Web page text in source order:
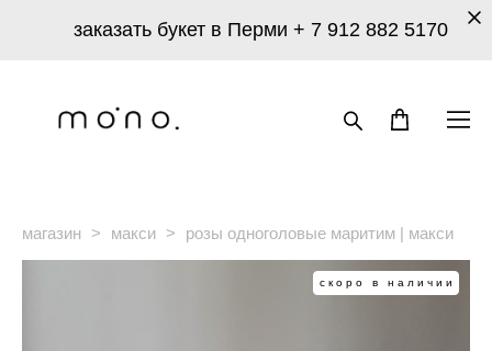
заказать букет в Перми + 7 912 882 5170
магазин > макси > розы одноголовые маритим | макси
скоро в наличии